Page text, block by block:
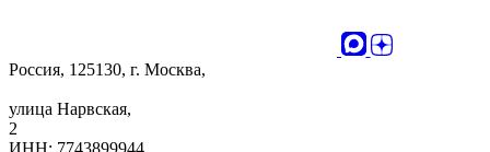
Россия, 125130, г. Москва,
улица Нарвская,
2